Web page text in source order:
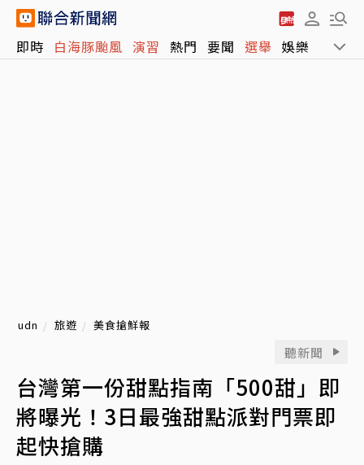
即時 白海豚颱風 演習 熱門 要聞 選舉 娛樂 運動
udn 旅遊 美食搶鮮報
聽新聞
台灣第一份甜點指南「500甜」即
將曝光！3日最強甜點派對門票即
起快搶購